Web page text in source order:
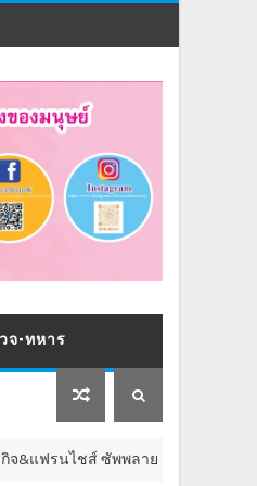
จ-ทหาร
ส์ ซัพพลายเออร์สินค้า เติมรายได้ช่ว